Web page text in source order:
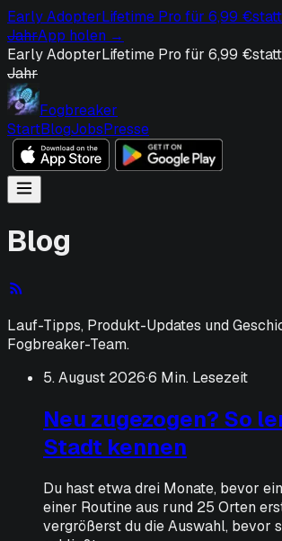
Early AdopterLifetime Pro für 6,99 €statt
JahrApp holen →
Early AdopterLifetime Pro für 6,99 €statt
Jahr
Fogbreaker
StartBlogJobsPresse
Blog
Lauf-Tipps, Produkt-Updates und
Fogbreaker-Team.
5. August 2026·6 Min. Lesezeit
Neu zugezogen? So
Stadt kennen
Du hast etwa drei Monate, bevor
einer Routine aus rund 25 Orten
vergrößerst du die Auswahl, bevor